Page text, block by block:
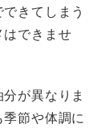
きてしまう
できませ
が異なりま
節や体調に